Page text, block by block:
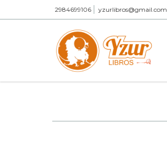
2984699106 yzurlibros@gmail.com